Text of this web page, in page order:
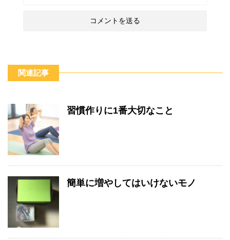
関連記事
習慣作りに1番大切なこと
簡単に増やしてはいけないモノ